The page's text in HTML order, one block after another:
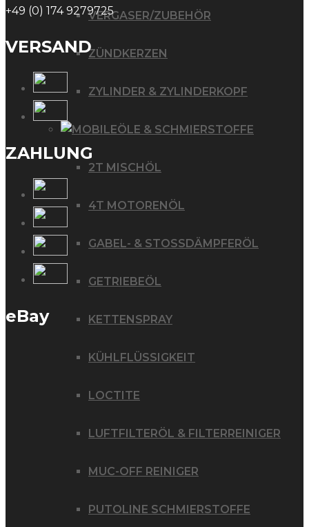
VERGASER/ZUBEHÖR
ZÜNDKERZEN
ZYLINDER & ZYLINDERKOPF
ÖLE & SCHMIERSTOFFE
2T MISCHÖL
4T MOTORENÖL
GABEL- & STOSSDÄMPFERÖL
GETRIEBEÖL
KETTENSPRAY
KÜHLFLÜSSIGKEIT
LOCTITE
LUFTFILTERÖL & FILTERREINIGER
MUC-OFF REINIGER
PUTOLINE SCHMIERSTOFFE
+49 (0) 174 9279725
VERSAND
ZAHLUNG
eBay